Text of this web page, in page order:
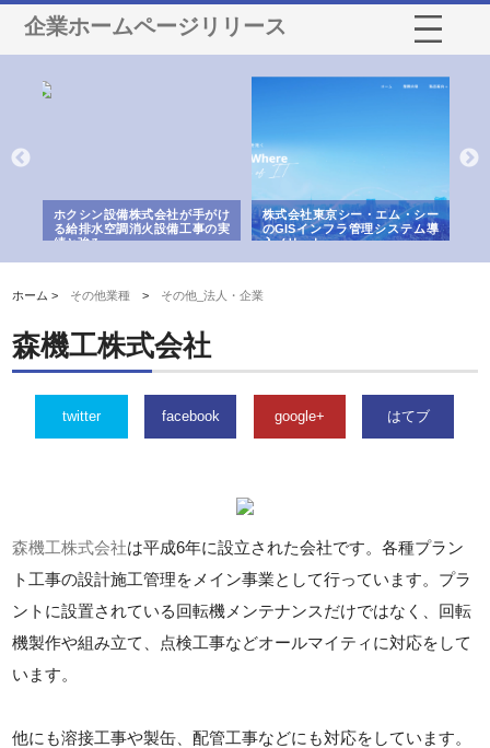
企業ホームページリリース
株式会社東京シー・エム・シー
のGISインフラ管理システム導
入メリット
株式会社アクアスペースが水中
から陸上まで一貫施工できる理
由
ホーム > その他業種 > その他_法人・企業
森機工株式会社
twitter facebook google+ はてブ
森機工株式会社は平成6年に設立された会社です。各種プラン
ト工事の設計施工管理をメイン事業として行っています。プラ
ントに設置されている回転機メンテナンスだけではなく、回転
機製作や組み立て、点検工事などオールマイティに対応をして
います。
他にも溶接工事や製缶、配管工事などにも対応をしています。